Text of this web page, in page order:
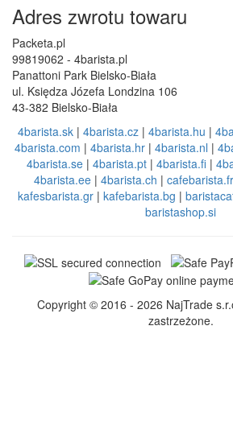
Adres zwrotu towaru
Packeta.pl
99819062 - 4barista.pl
Panattoni Park Bielsko-Biała
ul. Księdza Józefa Londzina 106
43-382 Bielsko-Biała
4barista.sk | 4barista.cz | 4barista.hu |
4barista.com | 4barista.hr| 4barista.nl |
4barista.se | 4barista.pt | 4barista.fi |
4barista.ee| 4barista.ch | cafebarista.fr
kafesbarista.gr| kafebarista.bg |
baristashop.si
Copyright © 2016 - 2026 NajTrade
zastrzeżone.